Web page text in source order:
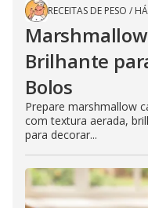
RECEITAS DE PESO /
Brilhante
Bolos
Prepare marshmallow
com textura aerada,
para decorar...